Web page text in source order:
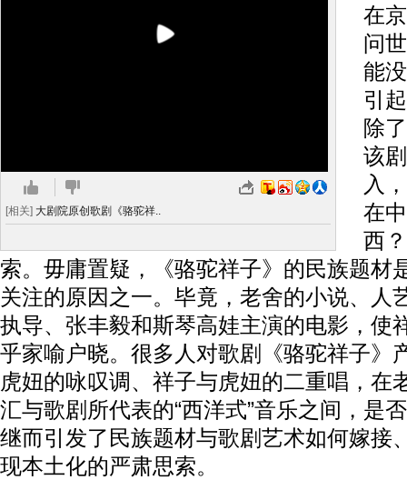
[相关] 大剧院原创歌剧《骆驼祥..
在
问
能
引
除
该
入
在
西
索。毋庸置疑，《骆驼祥子》的民族题材
关注的原因之一。毕竟，老舍的小说、人
执导、张丰毅和斯琴高娃主演的电影，使
乎家喻户晓。很多人对歌剧《骆驼祥子》
虎妞的咏叹调、祥子与虎妞的二重唱，在
汇与歌剧所代表的“西洋式”音乐之间，是
继而引发了民族题材与歌剧艺术如何嫁接
现本土化的严肃思索。